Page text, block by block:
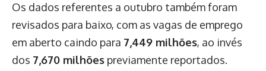
Os dados referentes a outubro também foram
revisados para baixo, com as vagas de emprego
em aberto caindo para 7,449 milhões, ao invés
dos 7,670 milhões previamente reportados.